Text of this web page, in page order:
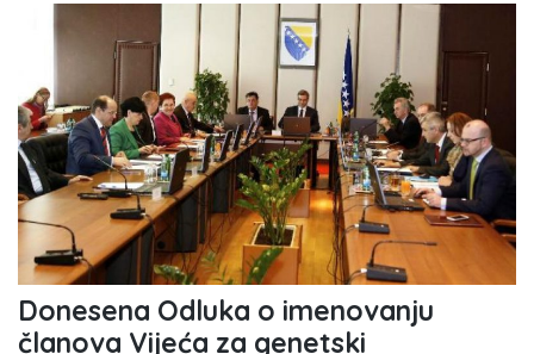
Donesena Odluka o imenovanju
članova Vijeća za genetski